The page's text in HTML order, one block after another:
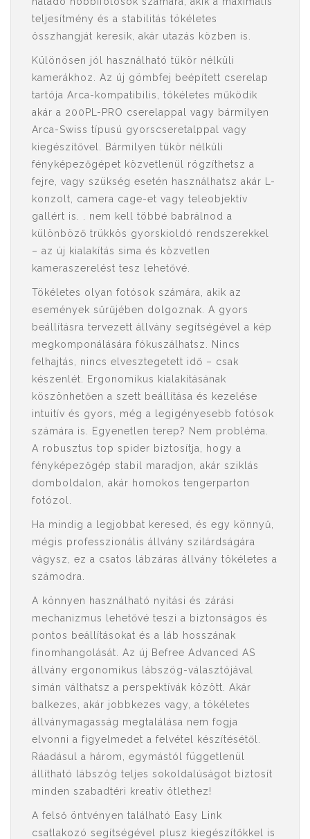
teljesítmény és a stabilitás tökéletes
összhangját keresik, akár utazás közben is.
Különösen jól használható tükör nélküli
kamerákhoz. Az új gömbfej beépített cserelap
tartója Arca-kompatibilis, tökéletes működik
akár a 200PL-PRO cserelappal vagy bármilyen
Arca-Swiss típusú gyorscseretalppal vagy
kiegészítővel. Bármilyen tükör nélküli
fényképezőgépet közvetlenül rögzíthetsz a
fejre, vagy szükség esetén használhatsz akár L-
konzolt, camera cage-et vagy teleobjektív
gallért is. . nem kell többé babrálnod a
különböző trükkös gyorskioldó rendszerekkel
– az új kialakítás sima és közvetlen
kameraszerelést tesz lehetővé.
Tökéletes olyan fotósok számára, akik az
események sűrűjében dolgoznak. A gyors
beállításra tervezett állvány segítségével a kép
megkomponálására fókuszálhatsz. Nincs
felhajtás, nincs elvesztegetett idő – csak
készenlét. Ergonomikus kialakításának
köszönhetően a szett beállítása és kezelése
intuitív és gyors, még a legigényesebb fotósok
számára is. Egyenetlen terep? Nem probléma.
A robusztus top spider biztosítja, hogy a
fényképezőgép stabil maradjon, akár sziklás
domboldalon, akár homokos tengerparton
fotózol.
Ha mindig a legjobbat keresed, és egy könnyű,
mégis professzionális állvány szilárdságára
vágysz, ez a csatos lábzáras állvány tökéletes a
számodra.
A könnyen használható nyitási és zárási
mechanizmus lehetővé teszi a biztonságos és
pontos beállításokat és a láb hosszának
finomhangolását. Az új Befree Advanced AS
állvány ergonomikus lábszög-választójával
simán válthatsz a perspektívák között. Akár
balkezes, akár jobbkezes vagy, a tökéletes
állványmagasság megtalálása nem fogja
elvonni a figyelmedet a felvétel készítésétől.
Ráadásul a három, egymástól függetlenül
állítható lábszög teljes sokoldalúságot biztosít
minden szabadtéri kreatív ötlethez!
A felső öntvényen található Easy Link
csatlakozó segítségével plusz kiegészítőkkel is